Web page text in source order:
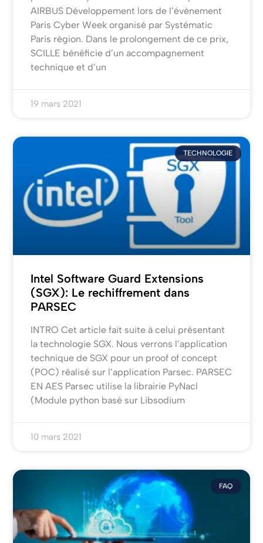
AIRBUS Développement lors de l’évènement
Paris Cyber Week organisé par Systématic
Paris région. Dans le prolongement de ce prix,
SCILLE bénéficie d’un accompagnement
technique et d’un
19 mars 2021
TECHNOLOGIE
Intel Software Guard Extensions
(SGX): Le rechiffrement dans
PARSEC
INTRO Cet article fait suite à celui présentant
la technologie SGX. Nous verrons l’application
technique de SGX pour un proof of concept
(POC) réalisé sur l’application Parsec. PARSEC
EN AES Parsec utilise la librairie PyNacl
(Module python basé sur Libsodium
10 mars 2021
FAQ